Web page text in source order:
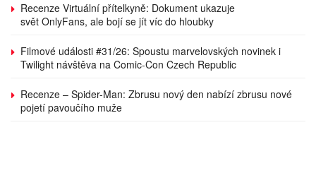
Recenze Virtuální přítelkyně: Dokument ukazuje
svět OnlyFans, ale bojí se jít víc do hloubky
Filmové události #31/26: Spoustu marvelovských novinek i
Twilight návštěva na Comic-Con Czech Republic
Recenze – Spider-Man: Zbrusu nový den nabízí zbrusu nové
pojetí pavoučího muže